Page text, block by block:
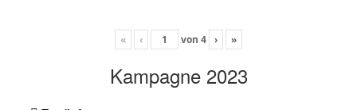
« ‹ von 4 › »
Kampagne 2023